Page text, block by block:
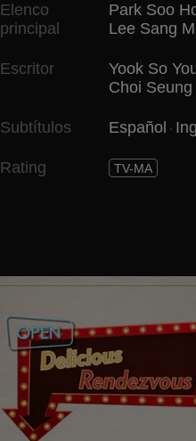
Elenco
principal
Park Soo
Lee Sang
Escritor Yook So
Choi Seung
Subtítulos Español
Rating TV-MA